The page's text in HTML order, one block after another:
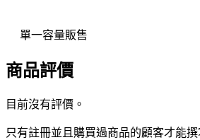
單一容量販售
商品評價
目前沒有評價。
只有註冊並且購買過商品的顧客才能撰